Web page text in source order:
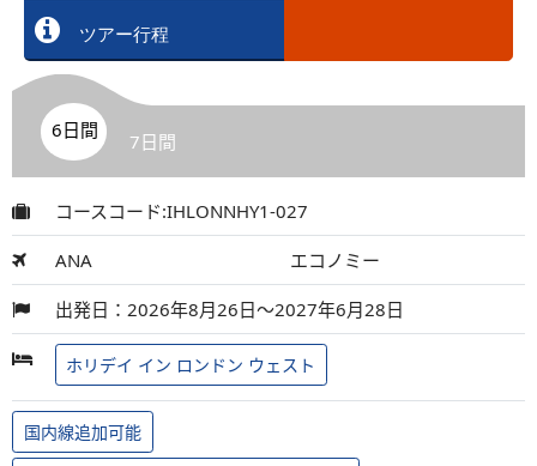
ツアー行程
6日間 7日間
コースコード:IHLONNHY1-027
ANA エコノミー
出発日：2026年8月26日～2027年6月28日
ホリデイ イン ロンドン ウェスト
国内線追加可能